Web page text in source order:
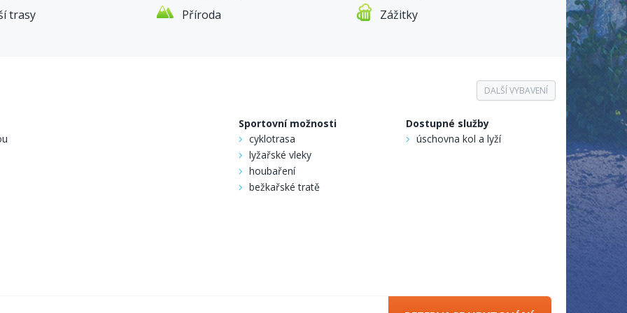
je možné s příplatkem 150 Kč za každé lůžko.
svátky, prodloužené víkendy, Velikonoce:
lůžko
trasy Příroda
Zážitky
DALŠÍ VYBAVENÍ
Sportovní možnosti
cyklotrasa
lyžařské vleky
houbaření
bežkařské tratě
Dostupné služby
úschovna kol a lyží